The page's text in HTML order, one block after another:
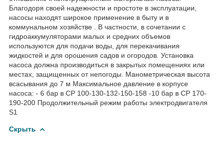
Благодоря своей надежности и простоте в эксплуатации,
насосы находят широкое применение в быту и в
коммунальном хозяйстве . В частности, в сочетании с
гидроаккумуляторами малых и средних объемов
используются для подачи воды, для перекачивания
жидкостей и для орошения садов и огородов. Установка
насоса должна производиться в закрытых помещениях или
местах, защищенных от непогоды. Манометрическая высота
всасывания до 7 м Максимальное давление в корпусе
насоса: - 6 бар в СР 100-130-132-150-158 -10 бар в СР 170-
190-200 Продолжительный режим работы электродвигателя
S1
Скрыть